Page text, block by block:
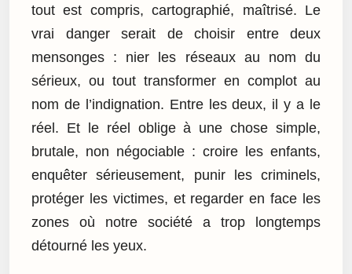
tout est compris, cartographié, maîtrisé. Le
vrai danger serait de choisir entre deux
mensonges : nier les réseaux au nom du
sérieux, ou tout transformer en complot au
nom de l’indignation. Entre les deux, il y a le
réel. Et le réel oblige à une chose simple,
brutale, non négociable : croire les enfants,
enquêter sérieusement, punir les criminels,
protéger les victimes, et regarder en face les
zones où notre société a trop longtemps
détourné les yeux.